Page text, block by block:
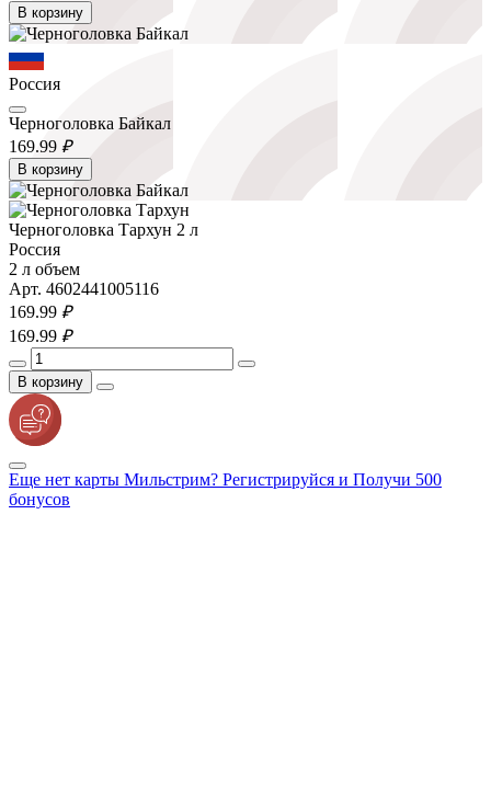
В корзину
Россия
Черноголовка Байкал
169.99 ₽
В корзину
Черноголовка Тархун 2 л
Россия
2 л объем
Арт. 4602441005116
169.99 ₽
169.99 ₽
В корзину
Еще нет карты Мильстрим? Регистрируйся и Получи 500
бонусов